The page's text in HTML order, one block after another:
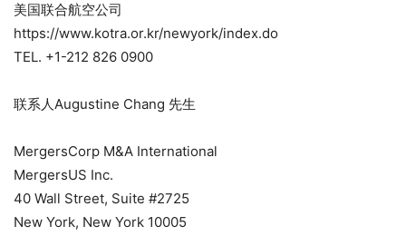
美国联合航空公司
https://www.kotra.or.kr/newyork/index.do
TEL. +1-212 826 0900
联系人Augustine Chang 先生
MergersCorp M&A International
MergersUS Inc.
40 Wall Street, Suite #2725
New York, New York 10005